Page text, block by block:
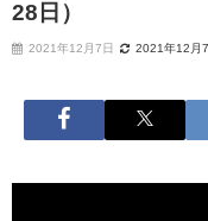
28日）
2021年12月7日 2021年12月7